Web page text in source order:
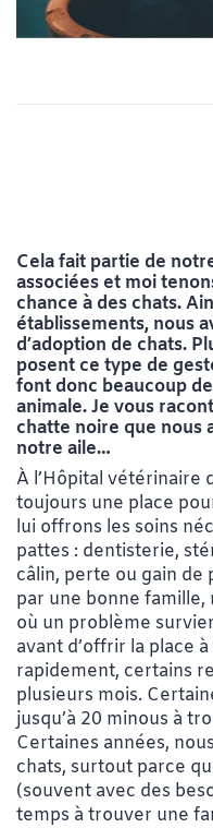
Cela fait partie de
associées et moi
chance à des chats.
établissements, nous
d’adoption de chats.
posent ce type de
font donc beaucoup
animale. Je vous
chatte noire que nous
notre aile…
À l’Hôpital vétérinaire
toujours une place
lui offrons les soins
pattes : dentisterie,
câlin, perte ou gain de
par une bonne famille,
où un problème
avant d’offrir la place
rapidement, certains
plusieurs mois.
jusqu’à 20 minous à
Certaines années,
chats, surtout parce
(souvent avec des
temps à trouver une